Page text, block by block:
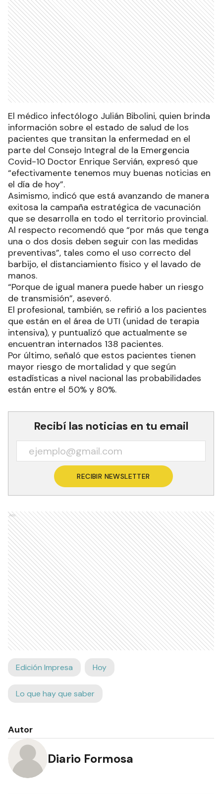
El médico infectólogo Julián Bibolini, quien brinda
información sobre el estado de salud de los
pacientes que transitan la enfermedad en el
parte del Consejo Integral de la Emergencia
Covid-10 Doctor Enrique Servián, expresó que
“efectivamente tenemos muy buenas noticias en
el día de hoy”.
Asimismo, indicó que está avanzando de manera
exitosa la campaña estratégica de vacunación
que se desarrolla en todo el territorio provincial.
Al respecto recomendó que “por más que tenga
una o dos dosis deben seguir con las medidas
preventivas”, tales como el uso correcto del
barbijo, el distanciamiento físico y el lavado de
manos.
“Porque de igual manera puede haber un riesgo
de transmisión”, aseveró.
El profesional, también, se refirió a los pacientes
que están en el área de UTI (unidad de terapia
intensiva), y puntualizó que actualmente se
encuentran internados 138 pacientes.
Por último, señaló que estos pacientes tienen
mayor riesgo de mortalidad y que según
estadísticas a nivel nacional las probabilidades
están entre el 50% y 80%.
Recibí las noticias en tu email
RECIBIR NEWSLETTER
Ads
Edición Impresa Hoy
Lo que hay que saber
Autor
Diario Formosa